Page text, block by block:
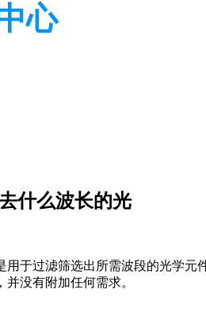
心
什么波长的光
用于过滤筛选出所需波段的光学元
没有附加任何需求。